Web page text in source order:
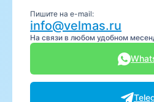
Пишите на e-mail:
info@velmas.ru
На связи в любом удобном